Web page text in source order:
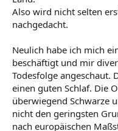
Also wird nicht selten
nachgedacht.
Neulich habe ich mich
beschäftigt und mir
Todesfolge angeschaut.
einen guten Schlaf. Die
überwiegend Schwarze
nicht den geringsten
nach europäischen